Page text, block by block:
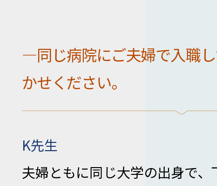
―同じ病院にご夫婦で入職
かせください。
K先生
夫婦ともに同じ大学の出身で